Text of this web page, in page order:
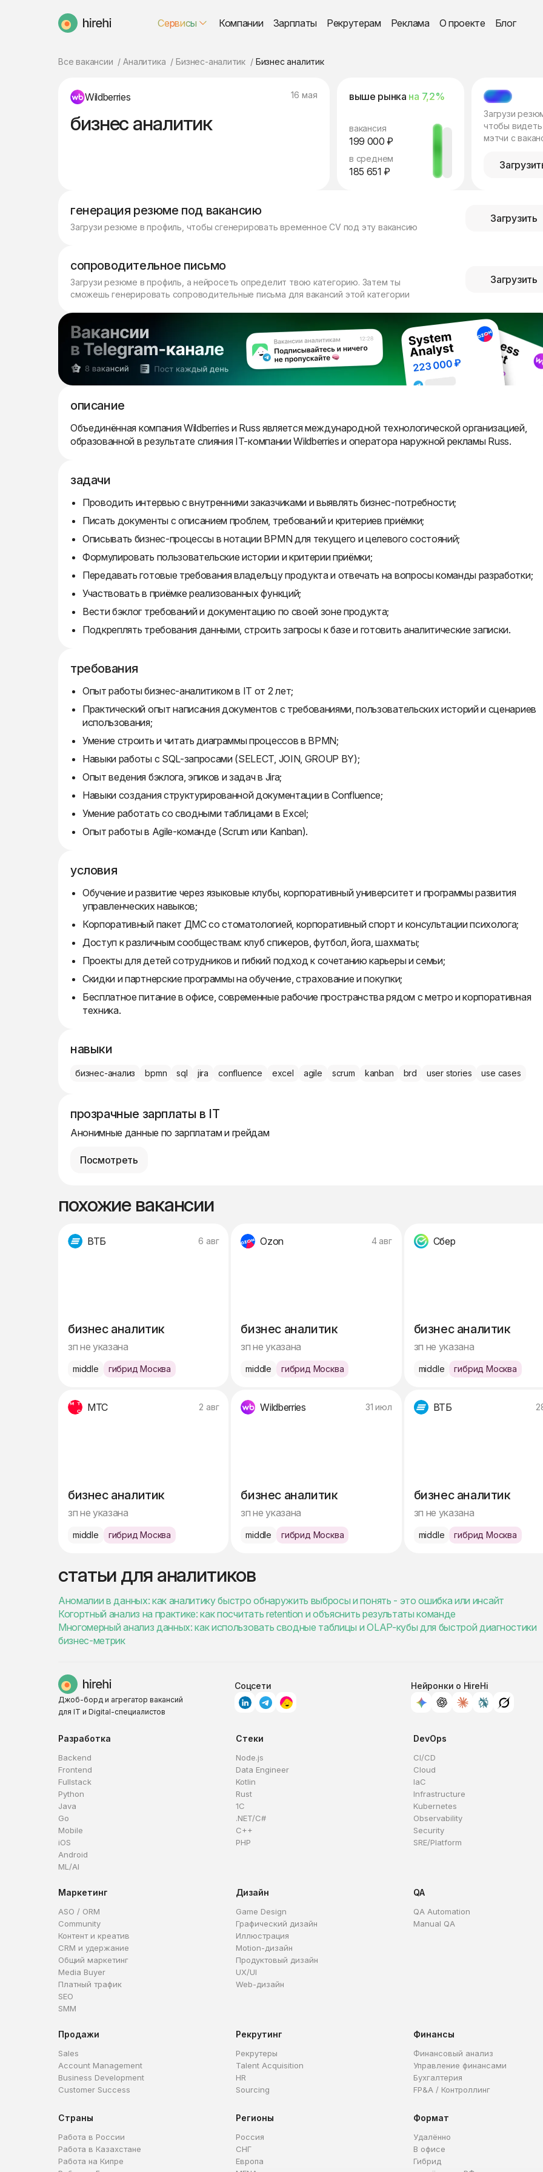
HireHi Сервисы Компании Зарплаты Рекрутерам Реклама О проекте Блог
Все вакансии Аналитика Бизнес-аналитик Бизнес аналитик
Wildberries 16 мая
бизнес аналитик
выше рынка на 7,2%
вакансия
199 000 ₽
в среднем
185 651 ₽
МЭТЧ
Загрузи
чтобы видеть
мэтчи с
генерация резюме под вакансию
Загрузи резюме в профиль, чтобы сгенерировать временное CV под эту вакансию
Загрузить
сопроводительное письмо
Загрузи резюме в профиль, а нейросеть определит твою категорию. Затем ты
сможешь генерировать сопроводительные письма для вакансий этой категории
Загрузить
описание
Объединённая компания Wildberries и Russ является международной технологической организацией,
образованной в результате слияния IT-компании Wildberries и оператора наружной рекламы Russ.
задачи
Проводить интервью с внутренними заказчиками и выявлять бизнес-потребности;
Писать документы с описанием проблем, требований и критериев приёмки;
Описывать бизнес-процессы в нотации BPMN для текущего и целевого состояний;
Формулировать пользовательские истории и критерии приёмки;
Передавать готовые требования владельцу продукта и отвечать на вопросы команды разработки;
Участвовать в приёмке реализованных функций;
Вести бэклог требований и документацию по своей зоне продукта;
Подкреплять требования данными, строить запросы к базе и готовить аналитические записки.
требования
Опыт работы бизнес-аналитиком в IT от 2 лет;
Практический опыт написания документов с требованиями, пользовательских историй и сценариев
использования;
Умение строить и читать диаграммы процессов в BPMN;
Навыки работы с SQL-запросами (SELECT, JOIN, GROUP BY);
Опыт ведения бэклога, эпиков и задач в Jira;
Навыки создания структурированной документации в Confluence;
Умение работать со сводными таблицами в Excel;
Опыт работы в Agile-команде (Scrum или Kanban).
условия
Обучение и развитие через языковые клубы, корпоративный университет и программы развития
управленческих навыков;
Корпоративный пакет ДМС со стоматологией, корпоративный спорт и консультации психолога;
Доступ к различным сообществам: клуб спикеров, футбол, йога, шахматы;
Проекты для детей сотрудников и гибкий подход к сочетанию карьеры и семьи;
Скидки и партнерские программы на обучение, страхование и покупки;
Бесплатное питание в офисе, современные рабочие пространства рядом с метро и корпоративная
техника.
навыки
бизнес-анализ bpmn sql jira confluence excel agile scrum kanban brd user stories use cases
прозрачные зарплаты в IT
Анонимные данные по зарплатам и грейдам
Посмотреть
похожие вакансии
ВТБ 6 авг
бизнес аналитик
зп не указана
middle гибрид Москва
Ozon 4 авг
бизнес аналитик
зп не указана
middle гибрид Москва
Сбер
бизнес аналитик
зп не указана
middle гибрид Москва
МТС 2 авг
бизнес аналитик
зп не указана
middle гибрид Москва
Wildberries 31 июл
бизнес аналитик
зп не указана
middle гибрид Москва
ВТБ
бизнес аналитик
зп не указана
middle гибрид Москва
статьи для аналитиков
Аномалии в данных: как аналитику быстро обнаружить выбросы и понять - это ошибка или инсайт
Когортный анализ на практике: как посчитать retention и объяснить результаты команде
Многомерный анализ данных: как использовать сводные таблицы и OLAP-кубы для быстрой диагностики
бизнес-метрик
Джоб-борд и агрегатор вакансий
для IT и Digital-специалистов
Соцсети Нейронки о HireHi
Разработка
Backend
Frontend
Fullstack
Python
Java
Go
Mobile
iOS
Android
ML/AI
Стеки
Node.js
Data Engineer
Kotlin
Rust
1C
.NET/C#
C++
PHP
DevOps
CI/CD
Cloud
IaC
Infrastructure
Kubernetes
Observability
Security
SRE/Platform
Маркетинг
ASO / ORM
Community
Контент и креатив
CRM и удержание
Общий маркетинг
Media Buyer
Платный трафик
SEO
SMM
Дизайн
Game Design
Графический дизайн
Иллюстрация
Motion-дизайн
Продуктовый дизайн
UX/UI
Web-дизайн
QA
QA Automation
Manual QA
Продажи
Sales
Account Management
Business Development
Customer Success
Рекрутинг
Рекрутеры
Talent Acquisition
HR
Sourcing
Финансы
Финансовый анализ
Управление финансами
Бухгалтерия
FP&A / Контроллинг
Страны
Работа в России
Работа в Казахстане
Работа на Кипре
Регионы
Россия
СНГ
Европа
Формат
Удалённо
В офисе
Гибрид